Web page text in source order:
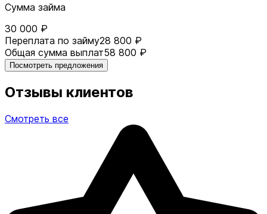
Сумма займа
30 000 ₽
Переплата по займу28 800 ₽
Общая сумма выплат58 800 ₽
Посмотреть предложения
Отзывы клиентов
Смотреть все